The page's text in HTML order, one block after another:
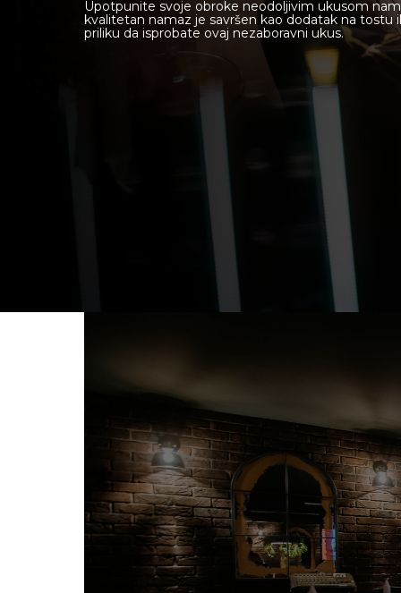
O nama
Lounge Bar
Upotpunite svoje obroke neodoljivim ukusom
kvalitetan namaz je savršen kao dodatak na tostu
priliku da isprobate ovaj nezaboravni ukus.